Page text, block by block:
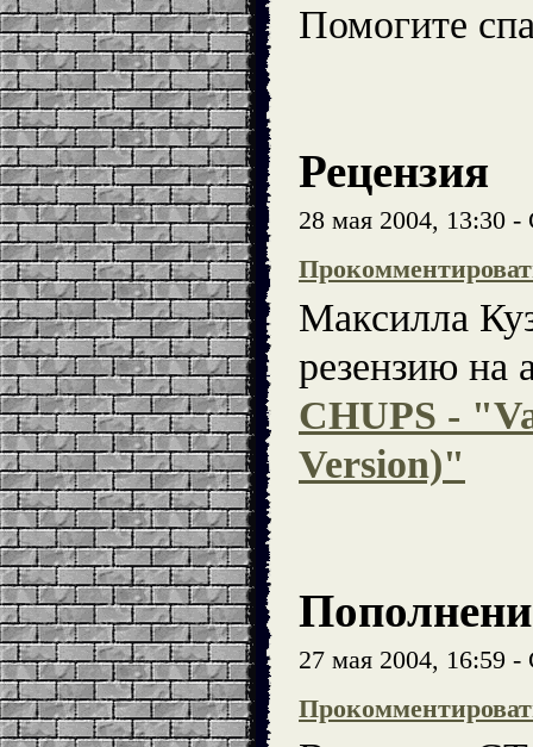
Помогите
Рецензия
28 мая 2004, 13:30
Максилла
резензию на
CHUPS -
Version)"
27 мая 2004, 16:59